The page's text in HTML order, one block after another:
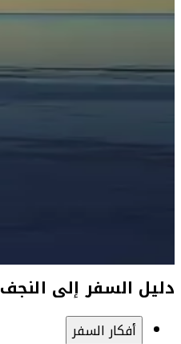
دليل السفر إلى النجف
أفكار السفر